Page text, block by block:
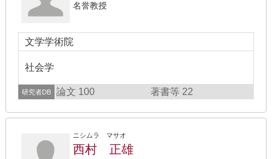
名誉教授
文学学術院
社会学
研究者DB 論文 100 著書等 22
ニシムラ マサオ
西村 正雄